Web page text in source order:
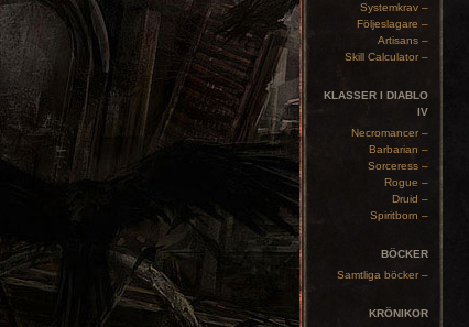
Systemkrav –
Följeslagare –
Artisans –
Skill Calculator –
KLASSER I DIABLO
IV
Necromancer –
Barbarian –
Sorceress –
Rogue –
Druid –
Spiritborn –
BÖCKER
Samtliga böcker –
KRÖNIKOR